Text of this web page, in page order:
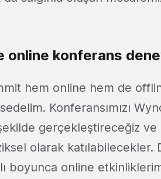
online konferans
hem online hem de
Konferansımızı
gerçekleştireceğiz ve
olarak katılabilecekler.
boyunca online